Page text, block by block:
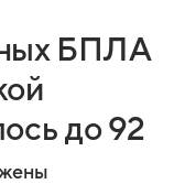
БПЛА
до 92